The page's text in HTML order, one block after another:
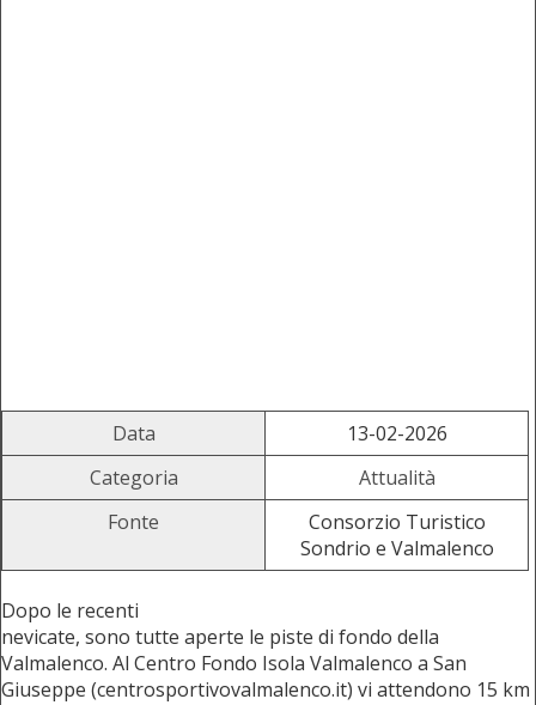
Data
13-02-2026
Categoria
Attualità
Fonte
Consorzio Turistico
Sondrio e Valmalenco
Dopo le recenti
nevicate, sono tutte aperte le piste di fondo della
Valmalenco. Al Centro Fondo Isola Valmalenco a San
Giuseppe (centrosportivovalmalenco.it) vi attendono 15 km